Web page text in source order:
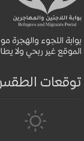
الموقع غير ربحي ولا
توقعات